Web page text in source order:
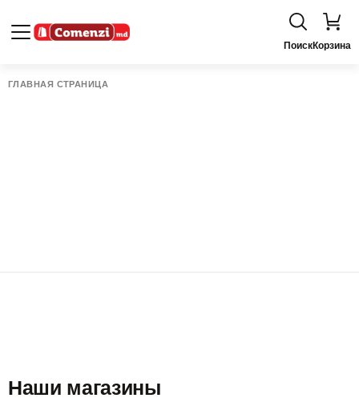
ПоискКорзина
ГЛАВНАЯ СТРАНИЦА
Наши магазины